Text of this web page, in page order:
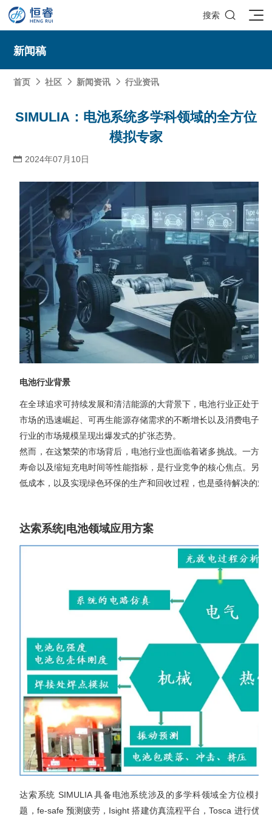
SOLIDWORKS研发设计
SOLIDWORKS 3D CAD
SOLIDWORKS 2D CAD
SOLIDWORKS 3D电气设计
SIMULATION结构仿真分析
查看全部
了解SIMULIA多学科仿真应用
CST电磁仿真
Abaqus有限元仿真分析
Xflow流体仿真
 查看全部
3DEXPERIENCE云平台
什么是3DEXPERIENCE平台？
3DEXPERIENCE on the Cloud
3DEXPERIENCE Marketplace
推荐项目
ENOVIA产品全生命周期管理（PLM）
BIOVIA生命科学和材料科学
SOLIDWORKS PDM产品数据管理
推荐工具
DriveWorks参数化工具
SOLIDWORKS Inspection质量检验
​SOLIDWORKS Manage项目管理
DELMIA端到端ERP系统
 查看全部
增值服务
增值服务-参数化
增值服务-标准化
可视化&数字孪生技术
Curtain e-locker(易锁)防止资料外泄系统
 查看全部
汽车行业数字化解决方案
工程设备设计解决方案
航天航空行业解决方案
能源行业数字化解决方案
机械设备行业数字化解决方案
家居行业数字化解决方案
电气柜及电气行业数字化解决方案
生命科学行业数字化解决方案
公司类型
初创企业
企业家
面向学术界
教育工作者
研究人员
学生/初学者
产品的技术
最新版本
资源下载
技术文章
系统要求
恒睿课堂
热门视频
精选视频
往期视频
西南培训中心
走进西南培训中心
认证目录
在线培训
CSWP证书
推荐问答
SolidWorks采购指南：正版软件的成本构成与价值解析
SolidWorks代理商级别全解析：成都恒睿在西南区域凭
什么值得信赖？
SOLIDWORKS购买如何选择代理商？一文看懂避坑指南
3DEXPERIENCE 平台是什么？
SOLIDWORKS都有什么版本？哪个版本好用？
学习SOLIDWORKS需要多长时间?
SOLIDWORKS仿真这块有必要学习吗？
招聘岗位
销售类
技术类
职能类
关于恒睿
公司简介
团队介绍
培训认证
新闻资讯
公司动态
活动资讯
产品报价
获取SOLIDWORKS报价
联系我们
产品/服务
获取试用版
软件定制化开发
软件二次开发
校企合作
购买学生版
联系研究销售部门
商务合作
搜索 
新闻稿
首页  社区  新闻资讯  行业资讯
SIMULIA：电池系统多学科领域的全方位
模拟专家
 2024年07月10日
电池行业背景
在全球追求可持续发展和清洁能源的大背景下，电池行业正处于
市场的迅速崛起、可再生能源存储需求的不断增长以及消费电子
行业的市场规模呈现出爆发式的扩张态势。
然而，在这繁荣的市场背后，电池行业也面临着诸多挑战。一方
寿命以及缩短充电时间等性能指标，是行业竞争的核心焦点。另
低成本，以及实现绿色环保的生产和回收过程，也是亟待解决的难
达索系统|电池领域应用方案
达索系统 SIMULIA 具备电池系统涉及的多学科领域全方位模拟
题，fe-safe 预测疲劳，Isight 搭建仿真流程平台，Tosca 进行优